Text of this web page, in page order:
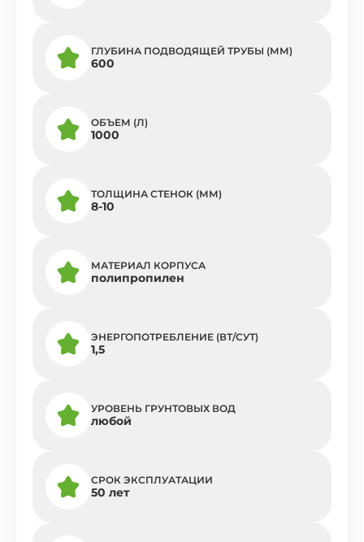
ГЛУБИНА ПОДВОДЯЩЕЙ ТРУБЫ (ММ)
600
ОБЪЕМ (Л)
1000
ТОЛЩИНА СТЕНОК (ММ)
8-10
МАТЕРИАЛ КОРПУСА
полипропилен
ЭНЕРГОПОТРЕБЛЕНИЕ (ВТ/СУТ)
1,5
УРОВЕНЬ ГРУНТОВЫХ ВОД
любой
СРОК ЭКСПЛУАТАЦИИ
50 лет